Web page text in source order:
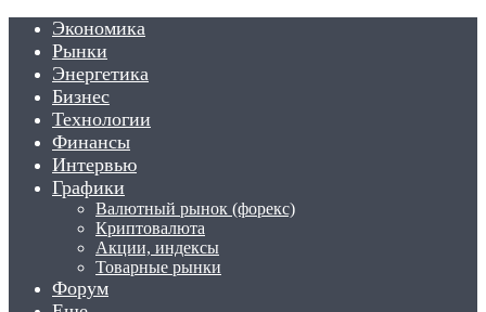
Экономика
Рынки
Энергетика
Бизнес
Технологии
Финансы
Интервью
Графики
Валютный рынок (форекс)
Криптовалюта
Акции, индексы
Товарные рынки
Форум